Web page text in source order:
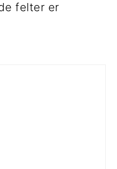
felter er